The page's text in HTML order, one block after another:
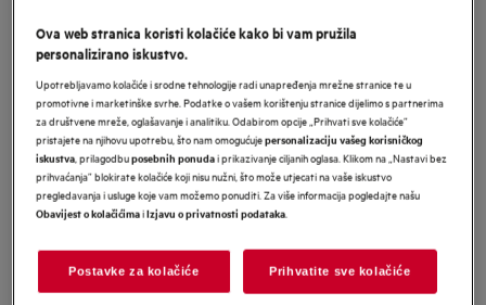
NCT64B00CB
AEG Extractor Hob 60 cm
Informacijski list proizvoda
2023/988 navedeni su u poglavljima 1 i 2 korisničkog priručnika.
Za sigurno korištenje proizvoda pročitajte cijeli korisnički
Ova web stranica koristi kolačiće kako bi vam pružila
personalizirano iskustvo.
Upotrebljavamo kolačiće i srodne tehnologije radi unapređenja mrežne stranice te u
promotivne i marketinške svrhe. Podatke o vašem korištenju stranice dijelimo s partnerima
za društvene mreže, oglašavanje i analitiku. Odabirom opcije „Prihvati sve kolačiće”
pristajete na njihovu upotrebu, što nam omogućujepersonalizaciju vašeg korisničkog
iskustva, prilagodbuposebnih ponudai prikazivanje ciljanih oglasa. Klikom na „Nastavi bez
prihvaćanja” blokirate kolačiće koji nisu nužni, što može utjecati na vaše iskustvo
pregledavanja i usluge koje vam možemo ponuditi. Za više informacija pogledajte našu
Obavijest o kolačićimaiIzjavu o privatnosti podataka.
Postavke za kolačiće Prihvatite sve kolačiće